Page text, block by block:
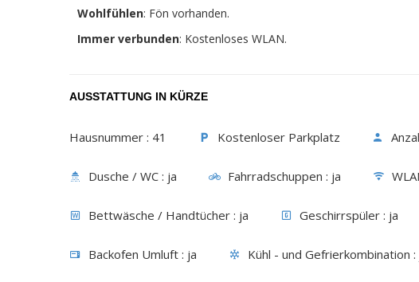
Wohlfühlen: Fön vorhanden.
Immer verbunden: Kostenloses WLAN.
AUSSTATTUNG IN KÜRZE
Hausnummer : 41 Kostenloser Parkplatz
Dusche / WC : ja Fahrradschuppen : ja
Bettwäsche / Handtücher : ja Geschirrspüler : ja
Backofen Umluft : ja Kühl - und Gefrierkombination :